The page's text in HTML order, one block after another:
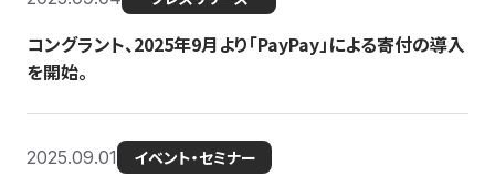
コングラント、2025年9月より「PayPay」による寄付の導入
を開始。
2025.09.01 イベント・セミナー